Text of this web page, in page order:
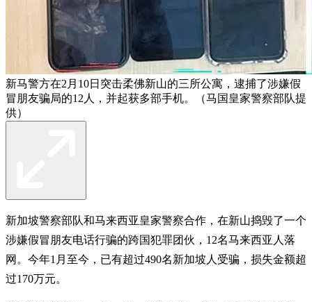
新马警方在2月10日突击柔佛新山的三所公寓，逮捕了涉嫌假
冒朋友骗局的12人，并起获多部手机。（马国皇家警察部队提
供）
新加坡警察部队和马来西亚皇家警察合作，在新山捣毁了一个
涉嫌假冒朋友电话行骗的跨国犯罪团伙，12名马来西亚人落
网。今年1月至今，已有超过490名新加坡人受骗，损失金额超
过170万元。